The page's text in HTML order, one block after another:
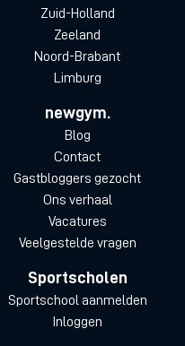
Zuid-Holland
Zeeland
Noord-Brabant
Limburg
newgym.
Blog
Contact
Gastbloggers gezocht
Ons verhaal
Vacatures
Veelgestelde vragen
Sportscholen
Sportschool aanmelden
Inloggen